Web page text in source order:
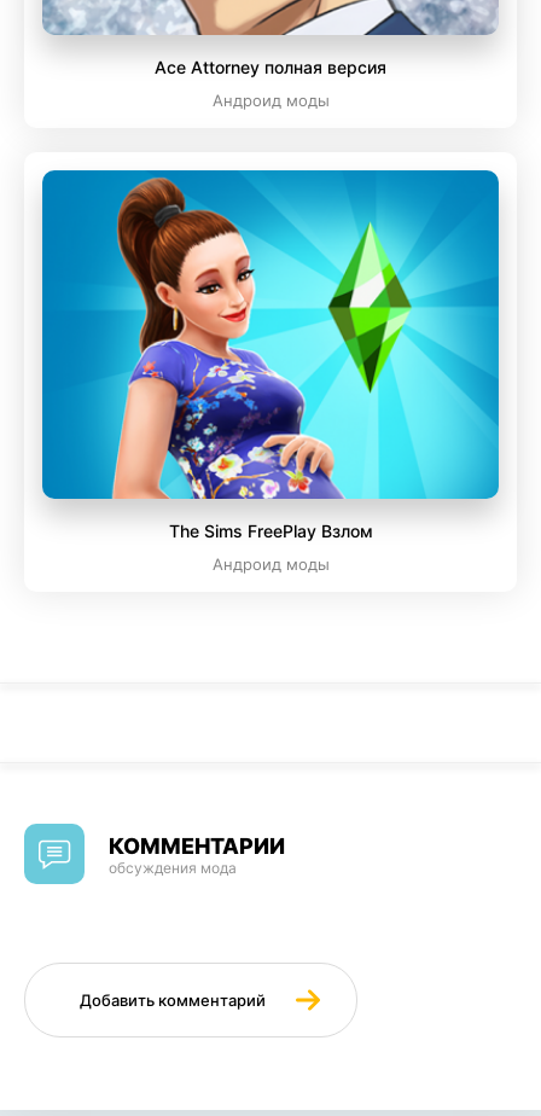
Ace Attorney полная версия
Андроид моды
The Sims FreePlay Взлом
Андроид моды
КОММЕНТАРИИ
обсуждения мода
Добавить комментарий